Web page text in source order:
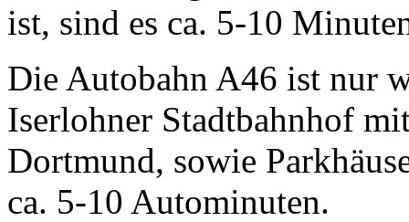
ist, sind es ca. 5-10
Die Autobahn A46 ist nur
Iserlohner Stadtbahnhof
Dortmund, sowie
ca. 5-10 Autominuten.